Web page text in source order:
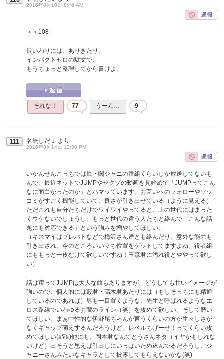
2016年8月10日 8:46 AM
＞＞108
長いわりには、ありきたり。
インパクトゼロの駄文で、
もうちょっと整理してから書けよ。
それな！ 77 うーん… 9
111 名無しだＪ より
2016年8月14日 12:30 PM
いかんせんこっちでは嵐・関ジャニの番組くらいしか放送してないも
んで、最近ネットでJUMPやセクゾの動画を見始めて「JUMPってこん
なに面白かったのか」とハマッています。お互いへのフォローやツッ
コミがすごく機能していて、良さが引き出せている（ように見える）
ただこれも自分たちだけでワイワイやってると、上の世代にはまった
くウケないでしょうし、もっと世代の違う人たちと絡んで「こんな話
題にも対応できる」という強みを増やしてほしい。
（キスマイはプレバトなどで梅沢さん達とも絡んだり、意外な能力も
引き出され、今のところいい立ち位置をゲットしてますよね。役者組
にももっと一皮むけて欲しいですね！玉森君に汚れ役とややって欲し
い）
話は戻ってJUMPは大人な曲もありますが、どうしても甘いイメージが
強いので、個人的には藪君・高木君あたりには（もしそっちにも精通
しているのであれば）男も一目置くような、先生と呼ばれるようなエ
ロス路線でいわゆるお蔵のライン（笑）を攻めて欲しい。そして磨い
てほしい。まぁ中性的な伊野尾ちゃんが言うくらいの方が生々しさが
なくギャップ萌えするんだろうけど。レベルちげーぜ！ってくらい攻
めてほしい(≧∇≦)他にも、岡本君なんてとうさんネタ（イヤかもしれな
いけど）出そうと思えば引出しにいっぱいため込んでるだろうし、ジ
ャニーさんみたいなキャラとして披露してもらえないかな(笑)